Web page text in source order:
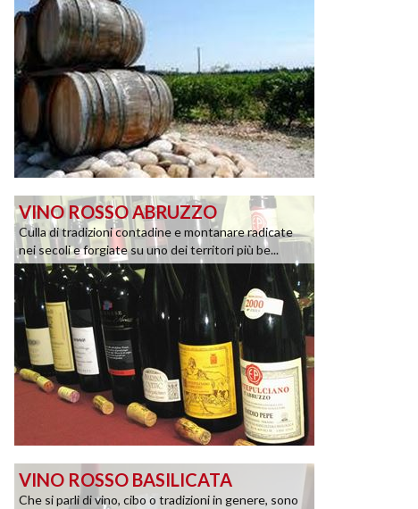
VINO ROSSO ABRUZZO
Culla di tradizioni contadine e montanare radicate
nei secoli e forgiate su uno dei territori più be...
VINO ROSSO BASILICATA
Che si parli di vino, cibo o tradizioni in genere, sono